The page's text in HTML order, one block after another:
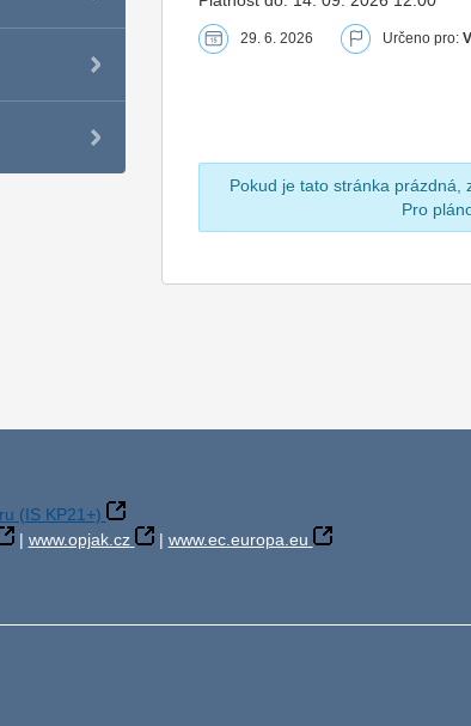
29. 6. 2026 Určeno pro:
Pokud je tato stránka prázdná,
Pro
(IS KP21+)
| www.opjak.cz | www.ec.europa.eu